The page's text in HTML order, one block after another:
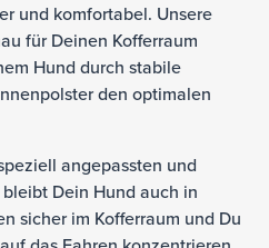
und komfortabel. Unsere
für Deinen Kofferraum
Hund durch stabile
den optimalen
angepassten und
Dein Hund auch in
sicher im Kofferraum und Du